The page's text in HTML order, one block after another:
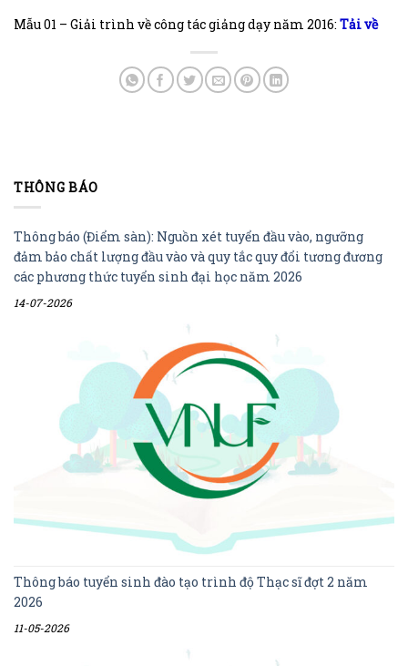
Mẫu 01 – Giải trình về công tác giảng dạy năm 2016: Tải về
THÔNG BÁO
Thông báo (Điểm sàn): Nguồn xét tuyển đầu vào, ngưỡng
đảm bảo chất lượng đầu vào và quy tắc quy đổi tương đương
các phương thức tuyển sinh đại học năm 2026
14-07-2026
Thông báo tuyển sinh đào tạo trình độ Thạc sĩ đợt 2 năm
2026
11-05-2026